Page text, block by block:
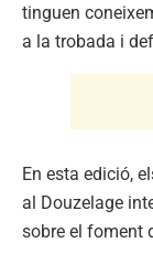
tinguen
a la trobada i
En esta edició,
al Douzelage
sobre el foment